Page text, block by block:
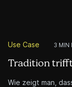
Use Case 3 MIN
Tradition
Wie zeigt man,